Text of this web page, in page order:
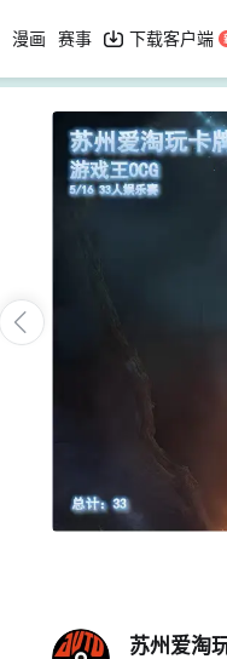
漫画 赛事 下载客户端
苏州爱淘